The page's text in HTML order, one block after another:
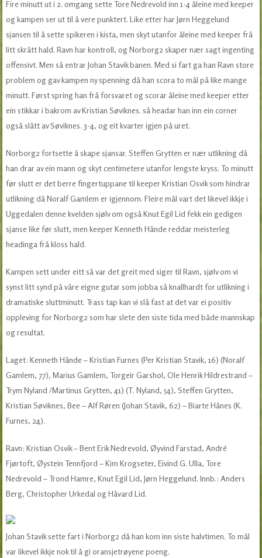
Fire minutt ut i 2. omgang sette Tore Nedrevold inn 1-4 åleine med keeper
og kampen ser ut til å vere punktert. Like etter har Jørn Heggelund
sjansen til å sette spikeren i kista, men skyt utanfor åleine med keeper frå
litt skrått hald. Ravn har kontroll, og Norborg2 skaper nær sagt ingenting
offensivt. Men så entrar Johan Stavik banen. Med si fart ga han Ravn store
problem og gav kampen ny spenning då han scora to mål på like mange
minutt. Først spring han frå forsvaret og scorar åleine med keeper etter
ein stikkar i bakrom av Kristian Søviknes. så headar han inn ein corner
også slått av Søviknes. 3-4, og eit kvarter igjen på uret.
Norborg2 fortsette å skape sjansar. Steffen Grytten er nær utlikning då
han drar av ein mann og skyt centimetere utanfor lengste kryss. To minutt
før slutt er det berre fingertuppane til keeper Kristian Osvik som hindrar
utlikning då Noralf Gamlem er igjennom. Fleire mål vart det likevel ikkje i
Uggedalen denne kvelden sjølv om også Knut Egil Lid fekk ein gedigen
sjanse like før slutt, men keeper Kenneth Hånde reddar meisterleg
headinga frå kloss hald.
Kampen sett under eitt så var det greit med siger til Ravn, sjølv om vi
synst litt synd på våre eigne gutar som jobba så knallhardt for utlikning i
dramatiske sluttminutt. Trass tap kan vi slå fast at det var ei positiv
oppleving for Norborg2 som har slete den siste tida med både mannskap
og resultat.
Laget: Kenneth Hånde – Kristian Furnes (Per Kristian Stavik, 16) (Noralf
Gamlem, 77), Marius Gamlem, Torgeir Garshol, Ole Henrik Hildrestrand –
Trym Nyland /Martinus Grytten, 41) (T. Nyland, 54), Steffen Grytten,
Kristian Søviknes, Bee – Alf Røren (Johan Stavik, 62) – Biarte Hånes (K.
Furnes, 24).
Ravn: Kristian Osvik – Bent Erik Nedrevold, Øyvind Farstad, André
Fjørtoft, Øystein Tennfjord – Kim Krogseter, Eivind G. Ulla, Tore
Nedrevold – Trond Hamre, Knut Egil Lid, Jørn Heggelund. Innb.: Anders
Berg, Christopher Urkedal og Håvard Lid.
Johan Stavik sette fart i Norborg2 då han kom inn siste halvtimen. To mål
var likevel ikkje nok til å gi oransjetrøyene poeng.